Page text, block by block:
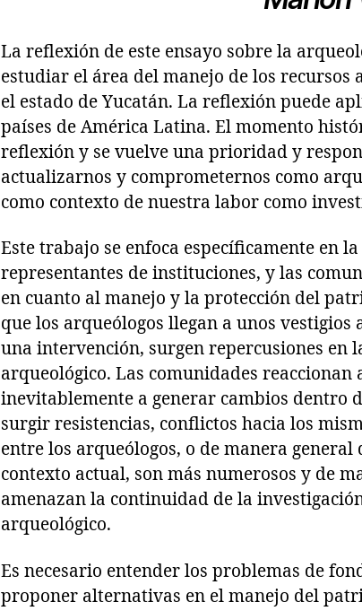
La reflexión de este ensayo sobre la
estudiar el área del manejo de los recursos
el estado de Yucatán. La reflexión puede
países de América Latina. El momento
reflexión y se vuelve una prioridad y
actualizarnos y comprometernos como
como contexto de nuestra labor como
Este trabajo se enfoca específicamente en
representantes de instituciones, y las
en cuanto al manejo y la protección del
que los arqueólogos llegan a unos
una intervención, surgen repercusiones en
arqueológico. Las comunidades reaccionan
inevitablemente a generar cambios dentro
surgir resistencias, conflictos hacia los
entre los arqueólogos, o de manera
contexto actual, son más numerosos y de
amenazan la continuidad de la
arqueológico.
Es necesario entender los problemas de
proponer alternativas en el manejo del